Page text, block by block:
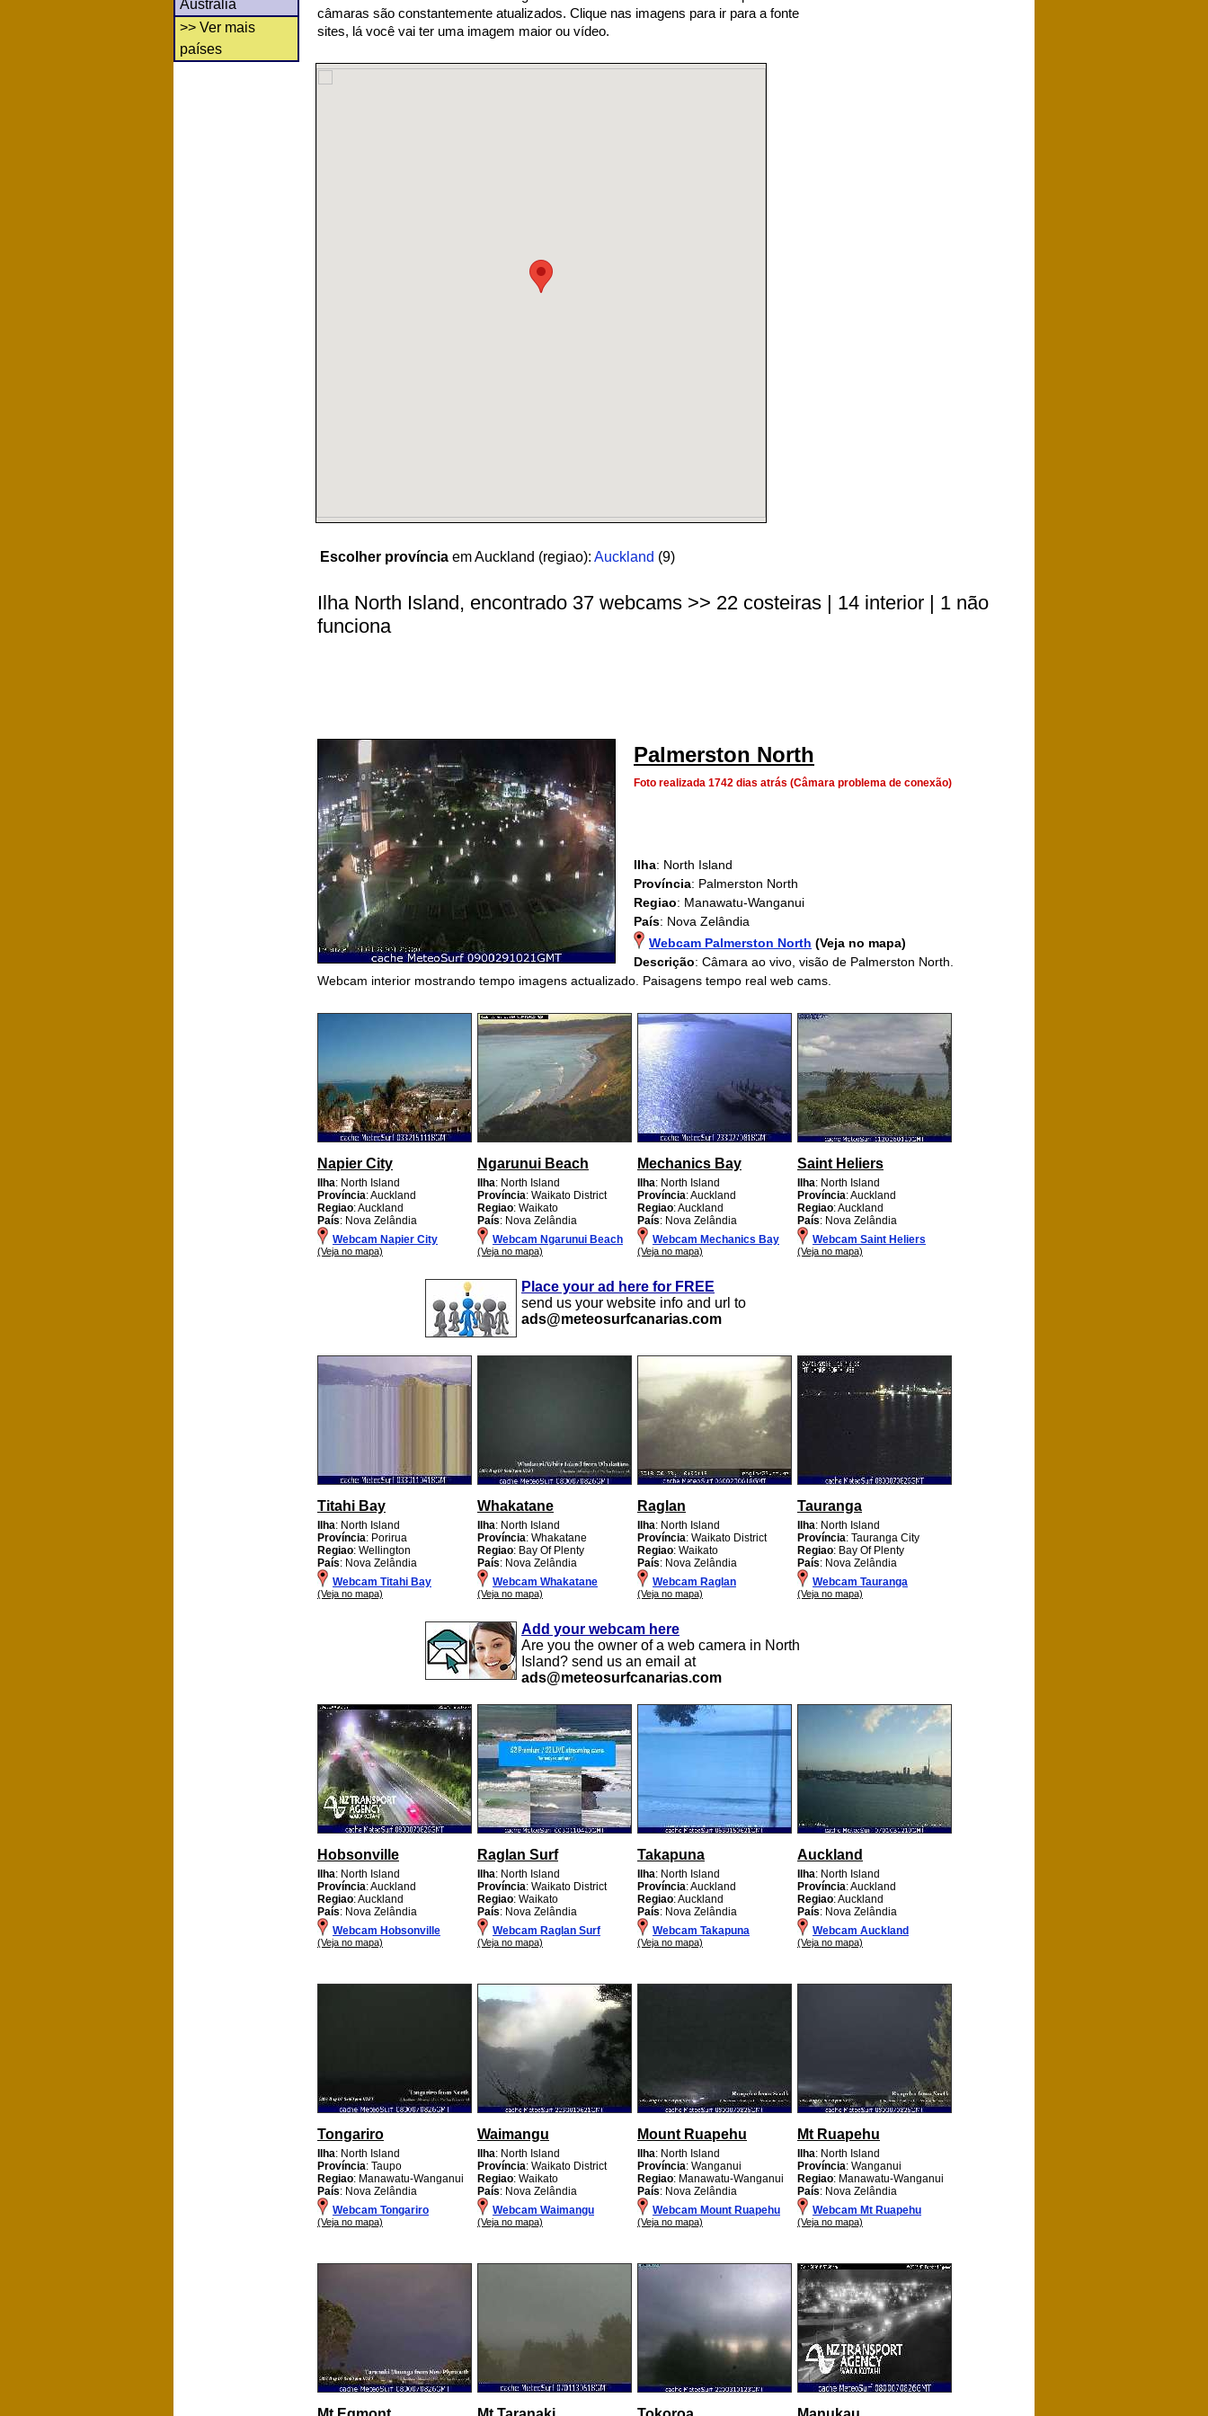
Austrália
>> Ver mais
países
câmaras são constantemente atualizados. Clique nas imagens para ir para a fonte
sites, lá você vai ter uma imagem maior ou vídeo.
Escolher província em Auckland (regiao): Auckland (9)
Ilha North Island, encontrado 37 webcams >> 22 costeiras | 14 interior | 1 não
funciona
Palmerston North
Foto realizada 1742 dias atrás (Câmara problema de conexão)
Ilha: North Island
Província: Palmerston North
Regiao: Manawatu-Wanganui
País: Nova Zelândia
Webcam Palmerston North (Veja no mapa)
Descrição: Câmara ao vivo, visão de Palmerston North.
Webcam interior mostrando tempo imagens actualizado. Paisagens tempo real web cams.
Napier City
Ilha: North Island
Província: Auckland
Regiao: Auckland
País: Nova Zelândia
Webcam Napier City
(Veja no mapa)
Ngarunui Beach
Ilha: North Island
Província: Waikato District
Regiao: Waikato
País: Nova Zelândia
Webcam Ngarunui Beach
(Veja no mapa)
Mechanics Bay
Ilha: North Island
Província: Auckland
Regiao: Auckland
País: Nova Zelândia
Webcam Mechanics Bay
(Veja no mapa)
Saint Heliers
Ilha: North Island
Província: Auckland
Regiao: Auckland
País: Nova Zelândia
Webcam Saint Heliers
(Veja no mapa)
Place your ad here for FREE
send us your website info and url to
ads@meteosurfcanarias.com
Titahi Bay
Ilha: North Island
Província: Porirua
Regiao: Wellington
País: Nova Zelândia
Webcam Titahi Bay
(Veja no mapa)
Whakatane
Ilha: North Island
Província: Whakatane
Regiao: Bay Of Plenty
País: Nova Zelândia
Webcam Whakatane
(Veja no mapa)
Raglan
Ilha: North Island
Província: Waikato District
Regiao: Waikato
País: Nova Zelândia
Webcam Raglan
(Veja no mapa)
Tauranga
Ilha: North Island
Província: Tauranga City
Regiao: Bay Of Plenty
País: Nova Zelândia
Webcam Tauranga
(Veja no mapa)
Add your webcam here
Are you the owner of a web camera in North
Island? send us an email at
ads@meteosurfcanarias.com
Hobsonville
Ilha: North Island
Província: Auckland
Regiao: Auckland
País: Nova Zelândia
Webcam Hobsonville
(Veja no mapa)
Raglan Surf
Ilha: North Island
Província: Waikato District
Regiao: Waikato
País: Nova Zelândia
Webcam Raglan Surf
(Veja no mapa)
Takapuna
Ilha: North Island
Província: Auckland
Regiao: Auckland
País: Nova Zelândia
Webcam Takapuna
(Veja no mapa)
Auckland
Ilha: North Island
Província: Auckland
Regiao: Auckland
País: Nova Zelândia
Webcam Auckland
(Veja no mapa)
Tongariro
Ilha: North Island
Província: Taupo
Regiao: Manawatu-Wanganui
País: Nova Zelândia
Webcam Tongariro
(Veja no mapa)
Waimangu
Ilha: North Island
Província: Waikato District
Regiao: Waikato
País: Nova Zelândia
Webcam Waimangu
(Veja no mapa)
Mount Ruapehu
Ilha: North Island
Província: Wanganui
Regiao: Manawatu-Wanganui
País: Nova Zelândia
Webcam Mount Ruapehu
(Veja no mapa)
Mt Ruapehu
Ilha: North Island
Província: Wanganui
Regiao: Manawatu-Wanganui
País: Nova Zelândia
Webcam Mt Ruapehu
(Veja no mapa)